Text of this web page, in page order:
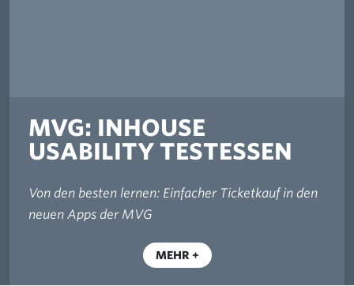
MVG: INHOUSE
USABILITY TESTESSEN
Von den besten lernen: Einfacher Ticketkauf in den
neuen Apps der MVG
MEHR